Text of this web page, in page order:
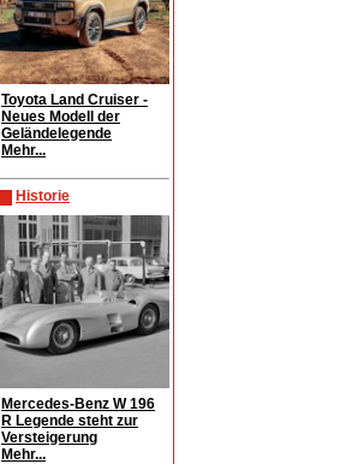
Toyota Land Cruiser -
Neues Modell der
Geländelegende
Mehr...
Historie
Mercedes-Benz W 196
R Legende steht zur
Versteigerung
Mehr...